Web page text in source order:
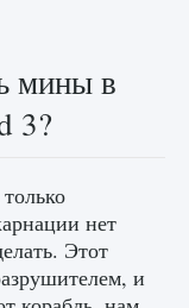
мины в
3?
нет
Этот
и